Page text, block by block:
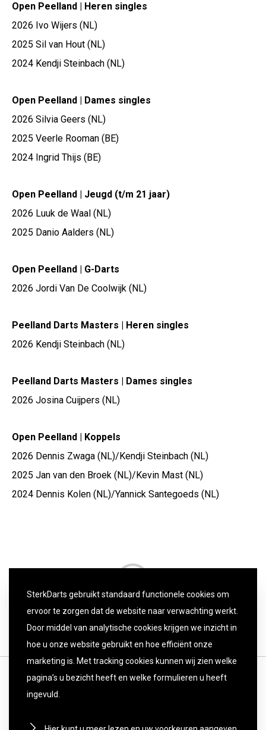
Open Peelland | Heren singles
2026 Ivo Wijers (NL)
2025 Sil van Hout (NL)
2024 Kendji Steinbach (NL)
Open Peelland | Dames singles
2026 Silvia Geers (NL)
2025 Veerle Rooman (BE)
2024 Ingrid Thijs (BE)
Open Peelland | Jeugd (t/m 21 jaar)
2026 Luuk de Waal (NL)
2025 Danio Aalders (NL)
Open Peelland | G-Darts
2026 Jordi Van De Coolwijk (NL)
Peelland Darts Masters | Heren singles
2026 Kendji Steinbach (NL)
Peelland Darts Masters | Dames singles
2026 Josina Cuijpers (NL)
Open Peelland | Koppels
2026 Dennis Zwaga (NL)/Kendji Steinbach (NL)
2025 Jan van den Broek (NL)/Kevin Mast (NL)
2024 Dennis Kolen (NL)/Yannick Santegoeds (NL)
SterkDarts gebruikt standaard functionele cookies om
ervoor te zorgen dat de website naar verwachting werkt.
Door middel van analytische cookies krijgen we inzicht in
hoe u onze website gebruikt en hoe efficiënt onze
marketing is. Met tracking cookies kunnen wij zien welke
pagina’s u bezicht heeft en welke formulieren u heeft
ingevuld.